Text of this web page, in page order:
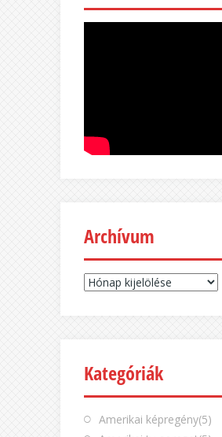
Archívum
Archívum
Kategóriák
Amerikai képregény(5)